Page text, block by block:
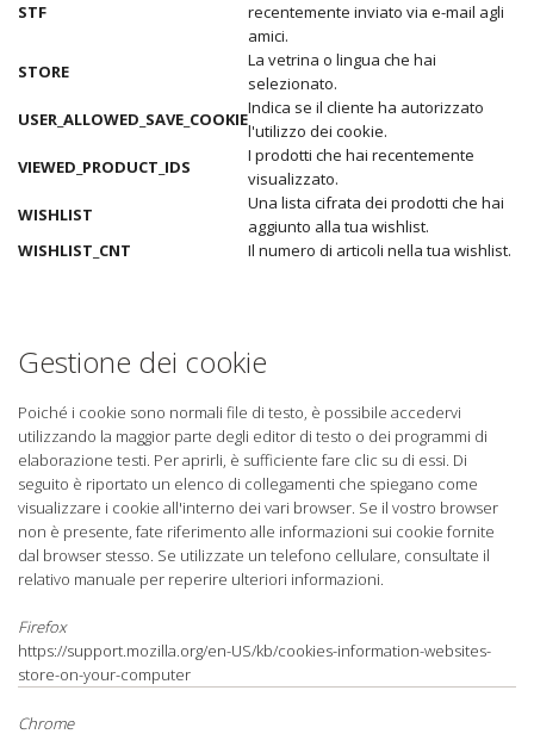
STF
recentemente inviato via e-mail agli
amici.
STORE
La vetrina o lingua che hai
selezionato.
USER_ALLOWED_SAVE_COOKIE
Indica se il cliente ha autorizzato
l'utilizzo dei cookie.
VIEWED_PRODUCT_IDS
I prodotti che hai recentemente
visualizzato.
WISHLIST
Una lista cifrata dei prodotti che hai
aggiunto alla tua wishlist.
WISHLIST_CNT
Il numero di articoli nella tua wishlist.
Gestione dei cookie
Poiché i cookie sono normali file di testo, è possibile accedervi
utilizzando la maggior parte degli editor di testo o dei programmi di
elaborazione testi. Per aprirli, è sufficiente fare clic su di essi. Di
seguito è riportato un elenco di collegamenti che spiegano come
visualizzare i cookie all'interno dei vari browser. Se il vostro browser
non è presente, fate riferimento alle informazioni sui cookie fornite
dal browser stesso. Se utilizzate un telefono cellulare, consultate il
relativo manuale per reperire ulteriori informazioni.
Firefox
https://support.mozilla.org/en-US/kb/cookies-information-websites-
store-on-your-computer
Chrome